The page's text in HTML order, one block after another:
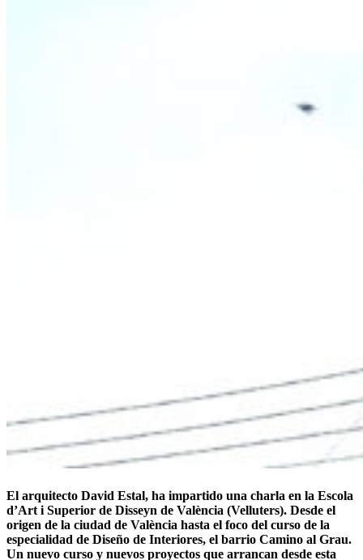
El arquitecto David Estal, ha impartido una charla en la Escola
d’Art i Superior de Disseyn de València (Velluters). Desde el
origen de la ciudad de València hasta el foco del curso de la
especialidad de Diseño de Interiores, el barrio Camino al Grau.
Un nuevo curso y nuevos proyectos que arrancan desde esta